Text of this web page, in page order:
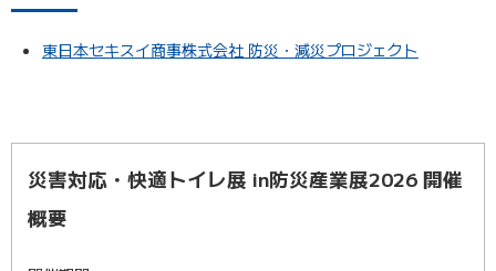
東日本セキスイ商事株式会社 防災・減災プロジェクト
災害対応・快適トイレ展 in防災産業展2026 開催
概要